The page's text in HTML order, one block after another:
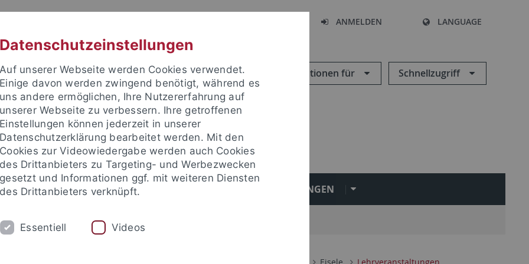
ANMELDEN LANGUAGE
Informationen für Schnellzugriff
LEHRSTÜHLE UND PERSONEN EINRICHTUNGEN
Eisele Lehrveranstaltungen
Datenschutzeinstellungen
Auf unserer Webseite werden Cookies verwendet.
Einige davon werden zwingend benötigt, während es
uns andere ermöglichen, Ihre Nutzererfahrung auf
unserer Webseite zu verbessern. Ihre getroffenen
Einstellungen können jederzeit in unserer
Datenschutzerklärung bearbeitet werden. Mit den
Cookies zur Videowiedergabe werden auch Cookies
des Drittanbieters zu Targeting- und Werbezwecken
gesetzt und Informationen ggf. mit weiteren Diensten
des Drittanbieters verknüpft.
Essentiell Videos